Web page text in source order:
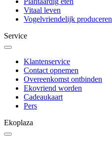
Vitaal leven
Vogelvriendelijk produceren
Service
Klantenservice
Contact opnemen
Overeenkomst ontbinden
Ekovriend worden
Cadeaukaart
Pers
Ekoplaza